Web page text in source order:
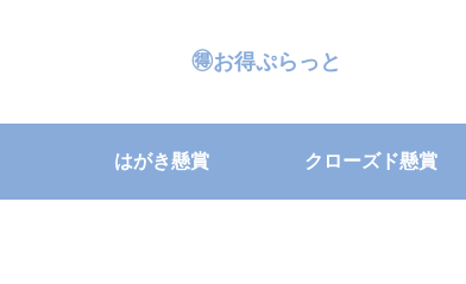
🉐お得ぷらっと
はがき懸賞 クローズド懸賞